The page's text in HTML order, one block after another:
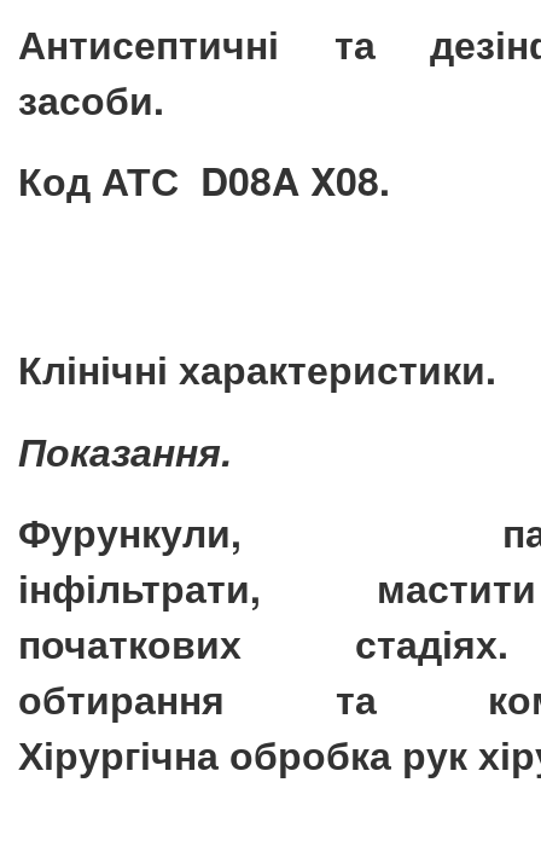
Антисептичні та
засоби.
Код АТС D08A X08.
Клінічні характеристики.
Показання.
Фурункули,
інфільтрати,
початкових
обтирання та
Хірургічна обробка рук